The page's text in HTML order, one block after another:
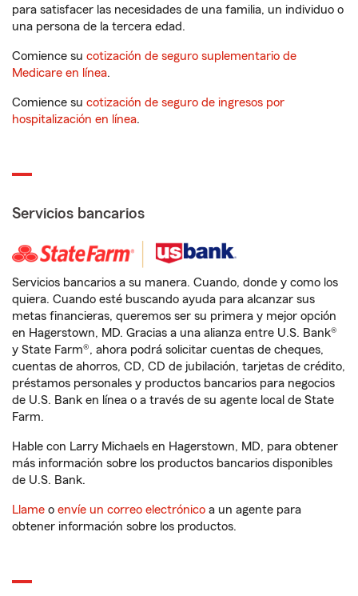
para satisfacer las necesidades de una familia, un individuo o
una persona de la tercera edad.
Comience su cotización de seguro suplementario de
Medicare en línea.
Comience su cotización de seguro de ingresos por
hospitalización en línea.
Servicios bancarios
Servicios bancarios a su manera. Cuando, donde y como los
quiera. Cuando esté buscando ayuda para alcanzar sus
metas financieras, queremos ser su primera y mejor opción
en Hagerstown, MD. Gracias a una alianza entre U.S. Bank®
y State Farm®, ahora podrá solicitar cuentas de cheques,
cuentas de ahorros, CD, CD de jubilación, tarjetas de crédito,
préstamos personales y productos bancarios para negocios
de U.S. Bank en línea o a través de su agente local de State
Farm.
Hable con Larry Michaels en Hagerstown, MD, para obtener
más información sobre los productos bancarios disponibles
de U.S. Bank.
Llame o envíe un correo electrónico a un agente para
obtener información sobre los productos.